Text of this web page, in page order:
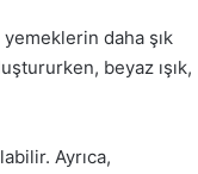
daha şık
beyaz ışık,
Ayrıca,